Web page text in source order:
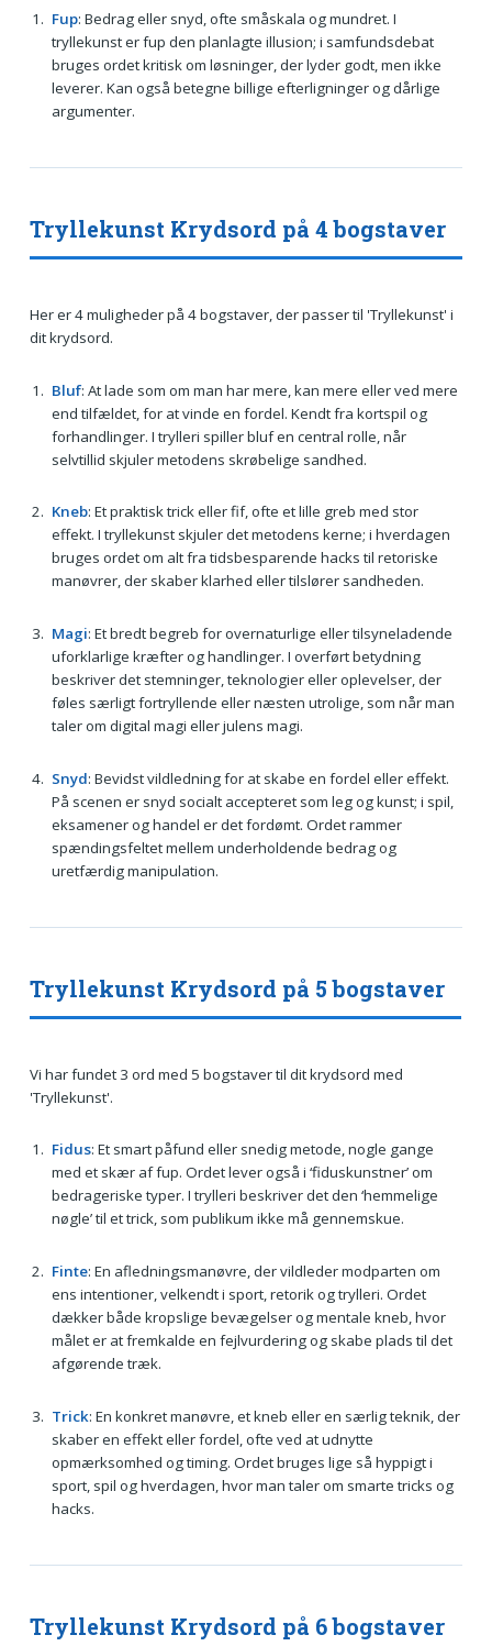
Fup: Bedrag eller snyd, ofte småskala og mundret. I
tryllekunst er fup den planlagte illusion; i samfundsdebat
bruges ordet kritisk om løsninger, der lyder godt, men ikke
leverer. Kan også betegne billige efterligninger og dårlige
argumenter.
Tryllekunst Krydsord på 4 bogstaver
Her er 4 muligheder på 4 bogstaver, der passer til 'Tryllekunst' i
dit krydsord.
Bluf: At lade som om man har mere, kan mere eller ved mere
end tilfældet, for at vinde en fordel. Kendt fra kortspil og
forhandlinger. I trylleri spiller bluf en central rolle, når
selvtillid skjuler metodens skrøbelige sandhed.
Kneb: Et praktisk trick eller fif, ofte et lille greb med stor
effekt. I tryllekunst skjuler det metodens kerne; i hverdagen
bruges ordet om alt fra tidsbesparende hacks til retoriske
manøvrer, der skaber klarhed eller tilslører sandheden.
Magi: Et bredt begreb for overnaturlige eller tilsyneladende
uforklarlige kræfter og handlinger. I overført betydning
beskriver det stemninger, teknologier eller oplevelser, der
føles særligt fortryllende eller næsten utrolige, som når man
taler om digital magi eller julens magi.
Snyd: Bevidst vildledning for at skabe en fordel eller effekt.
På scenen er snyd socialt accepteret som leg og kunst; i spil,
eksamener og handel er det fordømt. Ordet rammer
spændingsfeltet mellem underholdende bedrag og
uretfærdig manipulation.
Tryllekunst Krydsord på 5 bogstaver
Vi har fundet 3 ord med 5 bogstaver til dit krydsord med
'Tryllekunst'.
Fidus: Et smart påfund eller snedig metode, nogle gange
med et skær af fup. Ordet lever også i ‘fiduskunstner’ om
bedrageriske typer. I trylleri beskriver det den ‘hemmelige
nøgle’ til et trick, som publikum ikke må gennemskue.
Finte: En afledningsmanøvre, der vildleder modparten om
ens intentioner, velkendt i sport, retorik og trylleri. Ordet
dækker både kropslige bevægelser og mentale kneb, hvor
målet er at fremkalde en fejlvurdering og skabe plads til det
afgørende træk.
Trick: En konkret manøvre, et kneb eller en særlig teknik, der
skaber en effekt eller fordel, ofte ved at udnytte
opmærksomhed og timing. Ordet bruges lige så hyppigt i
sport, spil og hverdagen, hvor man taler om smarte tricks og
hacks.
Tryllekunst Krydsord på 6 bogstaver